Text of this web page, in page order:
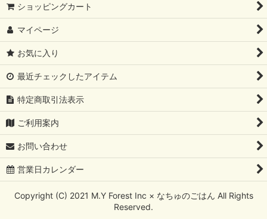
ショッピングカート
マイページ
お気に入り
最近チェックしたアイテム
特定商取引法表示
ご利用案内
お問い合わせ
営業日カレンダー
Copyright (C) 2021 M.Y Forest Inc × なちゅのごはん All Rights
Reserved.